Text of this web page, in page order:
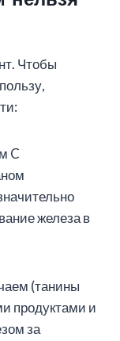
Чтобы
C
железа в
(танины
продуктами и
за